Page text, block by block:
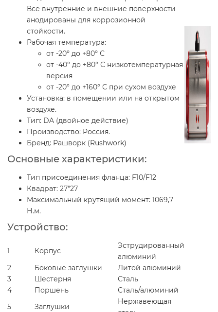
Все внутренние и внешние поверхности
анодированы для коррозионной
стойкости.
Рабочая температура:
от -20º до +80º С
от -40° до +80° С низкотемпературная
версия
от -20° до +160° С при сухом воздухе
Установка: в помещении или на открытом
воздухе.
Тип: DA (двойное действие)
Производство: Россия.
Бренд: Рашворк (Rushwork)
Основные характеристики:
Тип присоединения фланца: F10/F12
Квадрат: 27"27
Максимальный крутящий момент: 1069,7
Н.м.
Устройство:
1 Корпус
Эструдированный
алюминий
2
Боковые заглушки
Литой алюминий
3
Шестерня
Сталь
4
Поршень
Сталь/алюминий
5
Заглушки
Нержавеющая